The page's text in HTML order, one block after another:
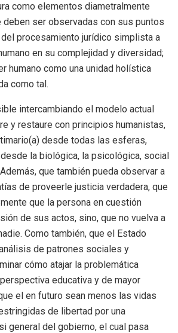
como elementos diametralmente
deben ser observadas con sus puntos
procesamiento jurídico simplista a
en su complejidad y diversidad;
humano como una unidad holística
como tal.
intercambiando el modelo actual
y restaure con principios humanistas,
desde todas las esferas,
la biológica, la psicológica, social
que también pueda observar a
de proveerle justicia verdadera, que
que la persona en cuestión
de sus actos, sino, que no vuelva a
Como también, que el Estado
de patrones sociales y
cómo atajar la problemática
educativa y de mayor
el en futuro sean menos las vidas
de libertad por una
general del gobierno, el cual pasa